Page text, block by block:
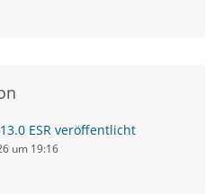
ESR veröffentlicht
um 19:16